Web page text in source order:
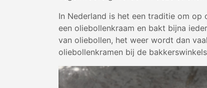
In Nederland is het een traditie om op
een oliebollenkraam en bakt bijna
van oliebollen, het weer wordt dan
oliebollenkramen bij de